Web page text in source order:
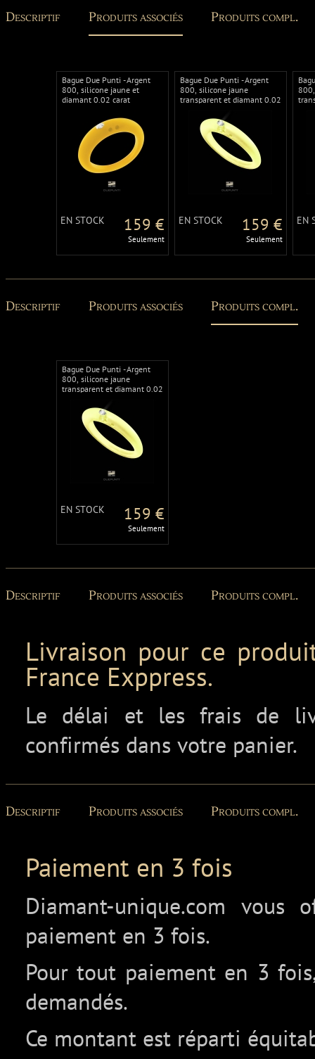
Descriptif Produits associés Produits compl.
Bague Due Punti - Argent
800, silicone jaune et
diamant 0.02 carat
EN STOCK 159 €
Seulement
Bague Due Punti - Argent
800, silicone jaune
transparent et diamant 0.02
EN STOCK 159 €
Seulement
EN
Descriptif Produits associés Produits compl.
Bague Due Punti - Argent
800, silicone jaune
transparent et diamant 0.02
EN STOCK 159 €
Seulement
Descriptif Produits associés Produits compl.
Livraison pour ce
France Exppress.
Le délai et les frais de
confirmés dans votre panier.
Descriptif Produits associés Produits compl.
Paiement en 3 fois
Diamant-unique.com vous
paiement en 3 fois.
Pour tout paiement en 3
demandés.
Ce montant est réparti